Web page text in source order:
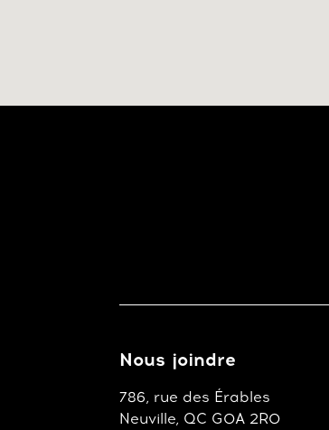
Nous joindre
786, rue des Érables
Neuville, QC G0A 2R0